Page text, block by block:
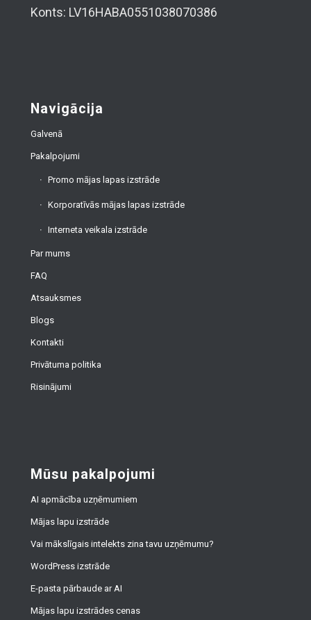
Konts: LV16HABA0551038070386
Navigācija
Galvenā
Pakalpojumi
Promo mājas lapas izstrāde
Korporatīvās mājas lapas izstrāde
Interneta veikala izstrāde
Par mums
FAQ
Atsauksmes
Blogs
Kontakti
Privātuma politika
Risinājumi
Mūsu pakalpojumi
AI apmācība uzņēmumiem
Mājas lapu izstrāde
Vai mākslīgais intelekts zina tavu uzņēmumu?
WordPress izstrāde
E-pasta pārbaude ar AI
Mājas lapu izstrādes cenas